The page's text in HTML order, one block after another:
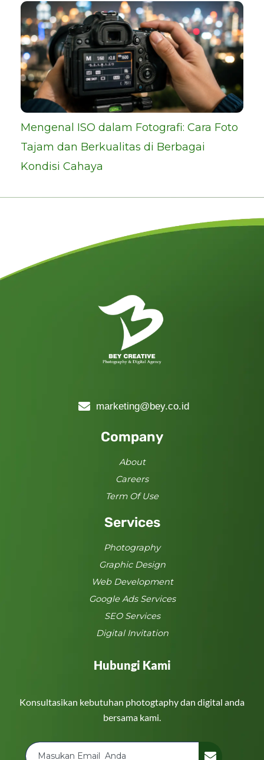
Mengenal ISO dalam Fotografi: Cara Foto
Tajam dan Berkualitas di Berbagai
Kondisi Cahaya
marketing@bey.co.id
Company
About
Careers
Term Of Use
Services
Photography
Graphic Design
Web Development
Google Ads Services
SEO Services
Digital Invitation
Hubungi Kami
Konsultasikan kebutuhan photogtaphy dan digital anda
bersama kami.